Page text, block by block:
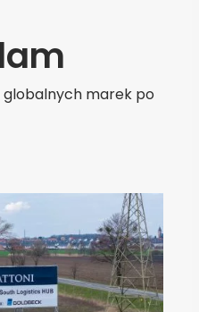
globalnych marek po